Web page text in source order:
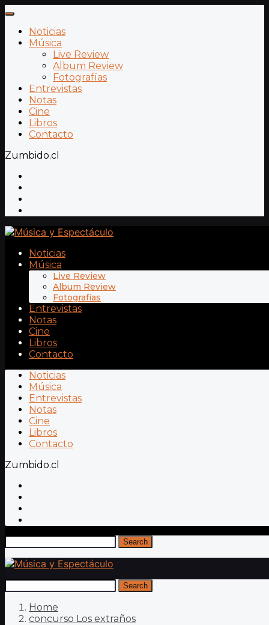
Noticias
Música
Live Review
Album Review
Fotografías
Entrevistas
Notas
Cine
Libros
Contacto
Zumbido.cl
Noticias
Música
Live Review
Album Review
Fotografías
Entrevistas
Notas
Cine
Libros
Contacto
Noticias
Música
Entrevistas
Notas
Cine
Libros
Contacto
Zumbido.cl
Search
Search
Home
concurso Los extraños